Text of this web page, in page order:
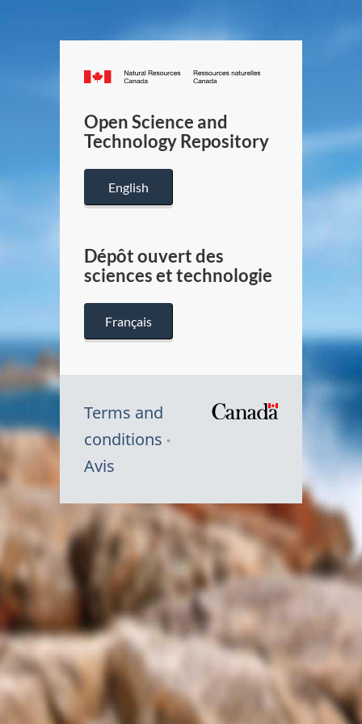
Canada.ca
/
Canada
Open Science and
Technology Repository
English
Dépôt ouvert des
sciences et technologie
Français
Terms and
conditions
Avis
Symbole
du
Canada